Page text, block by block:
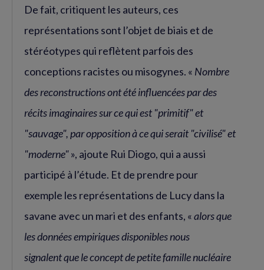
De fait, critiquent les auteurs, ces
représentations sont l’objet de biais et de
stéréotypes qui reflètent parfois des
conceptions racistes ou misogynes. « Nombre
des reconstructions ont été influencées par des
récits imaginaires sur ce qui est "primitif" et
"sauvage", par opposition à ce qui serait "civilisé" et
"moderne"», ajoute Rui Diogo, qui a aussi
participé à l’étude. Et de prendre pour
exemple les représentations de Lucy dans la
savane avec un mari et des enfants, «alors que
les données empiriques disponibles nous
signalent que le concept de petite famille nucléaire